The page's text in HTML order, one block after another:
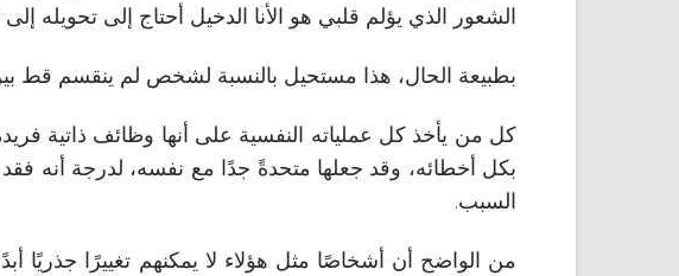
الشعور الذي يؤلم قلبي هو الأنا الدخيل أحتاج إلى تحويله إلى
بطبيعة الحال، هذا مستحيل بالنسبة لشخص لم ينقسم قط
كل من يأخذ كل عملياته النفسية على أنها وظائف ذاتية
بكل أخطائه، وقد جعلها متحدةً جدًا مع نفسه، لدرجة أنه
السبب.
من الواضح أن أشخاصًا مثل هؤلاء لا يمكنهم تغييرًا جذريًا